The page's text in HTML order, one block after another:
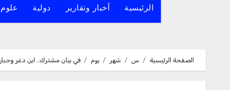
الرئيسية أخبار وتقارير دولية علوم
الصفحة الرئيسية س شهر يوم في بيان مشترك.. ابن دغر